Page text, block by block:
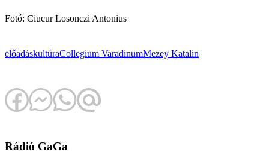
Fotó: Ciucur Losonczi Antonius
előadáskultúraCollegium VaradinumMezey Katalin
Rádió GaGa